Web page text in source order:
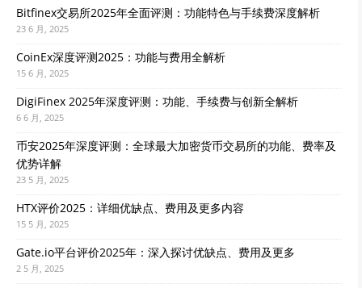
Bitfinex交易所2025年全面评测：功能特色与手续费深度解析
23 6 月, 2025
CoinEx深度评测2025：功能与费用全解析
15 6 月, 2025
DigiFinex 2025年深度评测：功能、手续费与创新全解析
6 6 月, 2025
币安2025年深度评测：全球最大加密货币交易所的功能、费率及
优势详解
23 5 月, 2025
HTX评价2025：详细优缺点、费用及更多内容
15 5 月, 2025
Gate.io平台评价2025年：深入探讨优缺点、费用及更多
2 5 月, 2025